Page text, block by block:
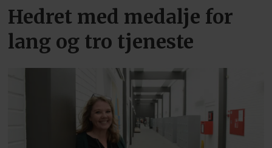
Hedret med medalje for
lang og tro tjeneste